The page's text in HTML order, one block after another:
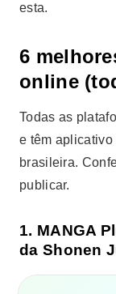
esta.
6
online
Todas as
e têm aplicativo
brasileira.
publicar.
1. MANGA
da Shonen